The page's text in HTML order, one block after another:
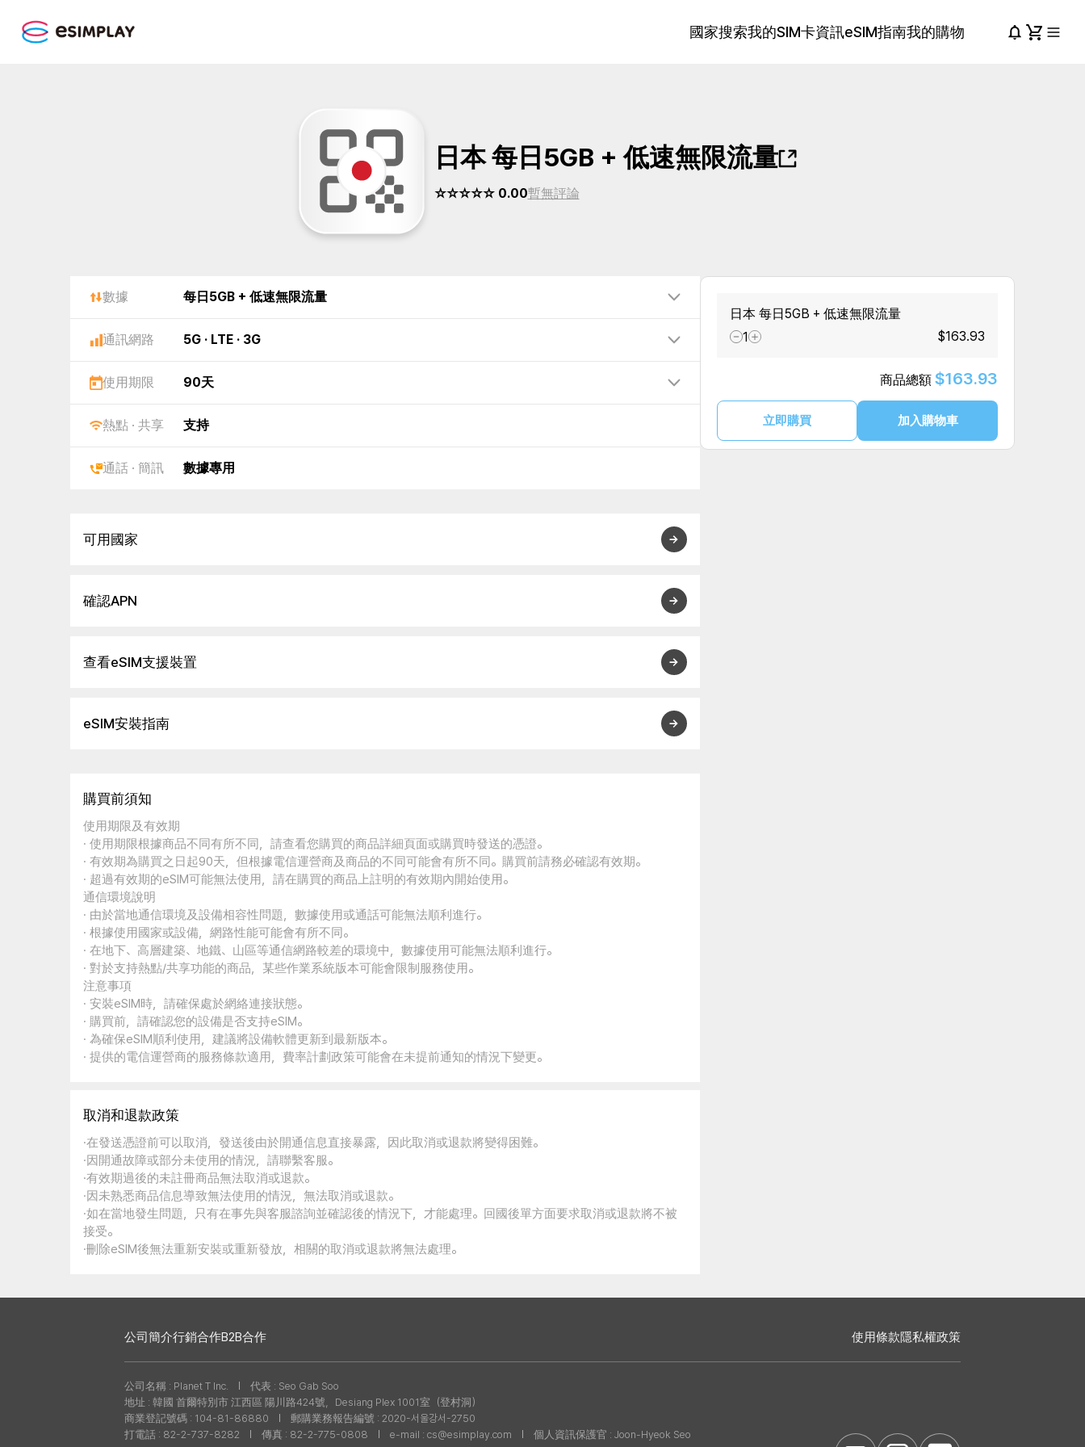
國家搜索我的SIM卡資訊eSIM指南我的購物
日本 每日5GB + 低速無限流量
☆☆☆☆☆ 0.00暫無評論
數據 每日5GB + 低速無限流量
通訊網路 5G · LTE · 3G
使用期限 90天
熱點 · 共享 支持
通話 · 簡訊 數據專用
可用國家
確認APN
查看eSIM支援裝置
eSIM安裝指南
購買前須知
使用期限及有效期
· 使用期限根據商品不同有所不同，請查看您購買的商品詳細頁面或購買時發送的憑證。
· 有效期為購買之日起90天，但根據電信運營商及商品的不同可能會有所不同。購買前請務必確認有效期。
· 超過有效期的eSIM可能無法使用，請在購買的商品上註明的有效期內開始使用。
通信環境說明
· 由於當地通信環境及設備相容性問題，數據使用或通話可能無法順利進行。
· 根據使用國家或設備，網路性能可能會有所不同。
· 在地下、高層建築、地鐵、山區等通信網路較差的環境中，數據使用可能無法順利進行。
· 對於支持熱點/共享功能的商品，某些作業系統版本可能會限制服務使用。
注意事項
· 安裝eSIM時，請確保處於網絡連接狀態。
· 購買前，請確認您的設備是否支持eSIM。
· 為確保eSIM順利使用，建議將設備軟體更新到最新版本。
· 提供的電信運營商的服務條款適用，費率計劃政策可能會在未提前通知的情況下變更。
取消和退款政策
·在發送憑證前可以取消，發送後由於開通信息直接暴露，因此取消或退款將變得困難。
·因開通故障或部分未使用的情況，請聯繫客服。
·有效期過後的未註冊商品無法取消或退款。
·因未熟悉商品信息導致無法使用的情況，無法取消或退款。
·如在當地發生問題，只有在事先與客服諮詢並確認後的情況下，才能處理。回國後單方面要求取消或退款將不被
接受。
·刪除eSIM後無法重新安裝或重新發放，相關的取消或退款將無法處理。
日本 每日5GB + 低速無限流量
1
$163.93
商品總額 $163.93
立即購買 加入購物車
公司簡介行銷合作B2B合作 使用條款隱私權政策
公司名稱 : Planet T Inc.
代表 : Seo Gab Soo
地址 : 韓國 首爾特別市 江西區 陽川路424號，Desiang Plex 1001室（登村洞）
商業登記號碼 : 104-81-86880
郵購業務報告編號 : 2020-서울강서-2750
打電話 : 82-2-737-8282
傳真 : 82-2-775-0808 e-mail : cs@esimplay.com 個人資訊保護官 : Joon-Hyeok Seo